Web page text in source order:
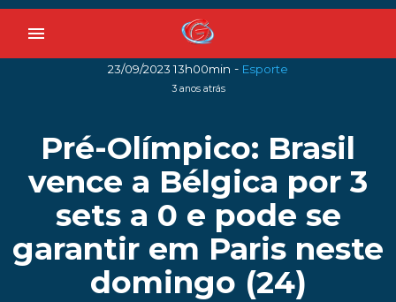
menu
23/09/2023 13h00min - Esporte
3 anos atrás
Pré-Olímpico: Brasil
vence a Bélgica por 3
sets a 0 e pode se
garantir em Paris neste
domingo (24)